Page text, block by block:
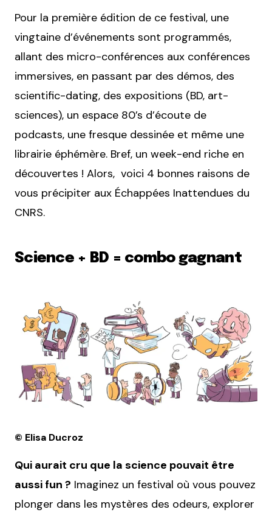
Pour la première édition de ce festival, une
vingtaine d’événements sont programmés,
allant des micro-conférences aux conférences
immersives, en passant par des démos, des
scientific-dating, des expositions (BD, art-
sciences), un espace 80’s d’écoute de
podcasts, une fresque dessinée et même une
librairie éphémère. Bref, un week-end riche en
découvertes ! Alors, voici 4 bonnes raisons de
vous précipiter aux Échappées Inattendues du
CNRS.
Science + BD = combo gagnant
© Elisa Ducroz
Qui aurait cru que la science pouvait être
aussi fun ? Imaginez un festival où vous pouvez
plonger dans les mystères des odeurs, explorer